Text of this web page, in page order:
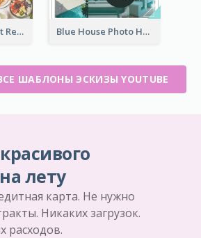
Simple Breakfast Recipe Tutorial YouTube Thumbnail Blue House Photo House Tour YouTube Thumbnail
ШАБЛОНЫ ЭСКИЗЫ YOUTUBE
лету
карта. Не нужно
Никаких загрузок.
расходов.